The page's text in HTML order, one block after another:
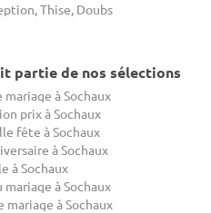
Thise, Doubs
partie de nos sélections
à Sochaux
prix à Sochaux
fête à Sochaux
à Sochaux
à Sochaux
à Sochaux
mariage à Sochaux